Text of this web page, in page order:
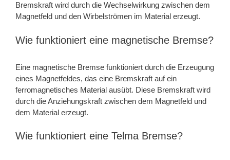
Bremskraft wird durch die Wechselwirkung zwischen dem
Magnetfeld und den Wirbelströmen im Material erzeugt.
Wie funktioniert eine magnetische Bremse?
Eine magnetische Bremse funktioniert durch die Erzeugung
eines Magnetfeldes, das eine Bremskraft auf ein
ferromagnetisches Material ausübt. Diese Bremskraft wird
durch die Anziehungskraft zwischen dem Magnetfeld und
dem Material erzeugt.
Wie funktioniert eine Telma Bremse?